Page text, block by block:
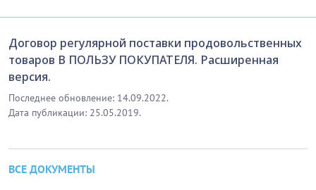
если они совершены в письменной форме и
подписаны Сторонами (их уполномоченными
представителями).
…………………………
[Скрытый текст. Полная версия доступна после
11. ЮРИСДИКЦИЯ И ПРИМЕНИМОЕ ПРАВО
Договор регулярной поставки продовольственных
товаров В ПОЛЬЗУ ПОКУПАТЕЛЯ. Расширенная
версия.
Последнее обновление: 14.09.2022.
Дата публикации: 25.05.2019.
ВСЕ ДОКУМЕНТЫ